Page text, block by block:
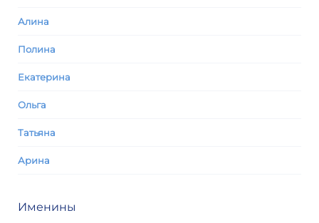
Алина
Полина
Екатерина
Ольга
Татьяна
Арина
Именины